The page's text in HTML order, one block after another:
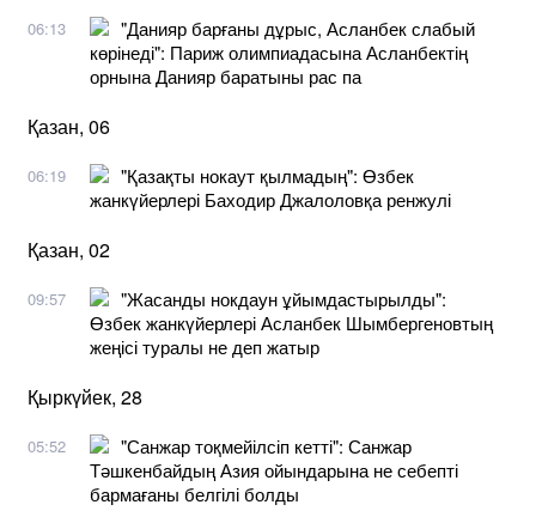
06:13
"Данияр барғаны дұрыс, Асланбек слабый
көрінеді": Париж олимпиадасына Асланбектің
орнына Данияр баратыны рас па
Қазан, 06
06:19
"Қазақты нокаут қылмадың": Өзбек
жанкүйерлері Баходир Джалоловқа ренжулі
Қазан, 02
09:57
"Жасанды нокдаун ұйымдастырылды":
Өзбек жанкүйерлері Асланбек Шымбергеновтың
жеңісі туралы не деп жатыр
Қыркүйек, 28
05:52
"Санжар тоқмейілсіп кетті": Санжар
Тәшкенбайдың Азия ойындарына не себепті
бармағаны белгілі болды